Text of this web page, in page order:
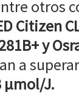
otros
Citizen
y
a
µmol/J.